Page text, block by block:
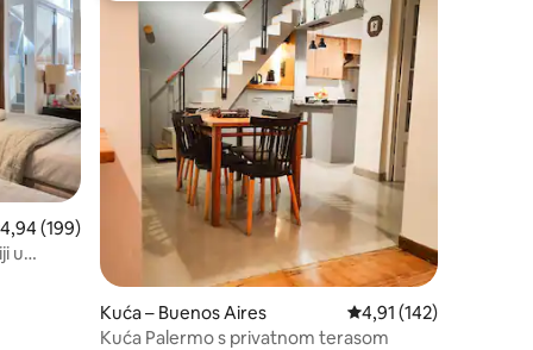
ocjena: 4,94/5, recenzija: 199
4,94 (199)
u
Kuća – Buenos Aires Prosječna ocjena:
4,91 (142)
Kuća Palermo s privatnom terasom